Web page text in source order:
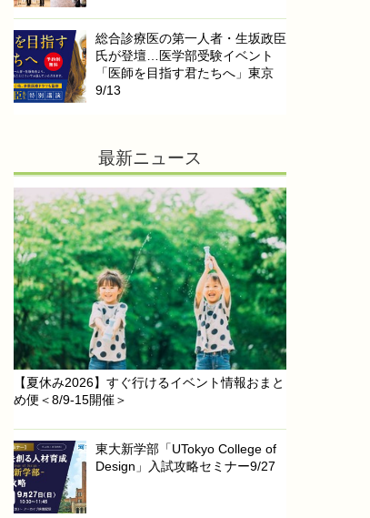
総合診療医の第一人者・生坂政臣
氏が登壇…医学部受験イベント
「医師を目指す君たちへ」東京
9/13
最新ニュース
【夏休み2026】すぐ行けるイベント情報おまと
め便＜8/9-15開催＞
東大新学部「UTokyo College of
Design」入試攻略セミナー9/27